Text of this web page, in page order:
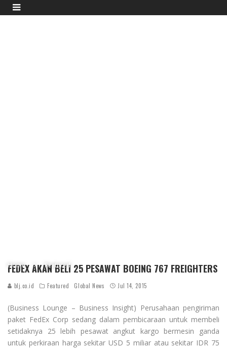
Home Featured
FEDEX AKAN BELI 25 PESAWAT BOEING 767 FREIGHTERS
blj.co.id Featured Global News Jul 14, 2015
(Business Lounge – Business Insight) Perusahaan pengiriman
paket FedEx Corp sedang dalam pembicaraan untuk membeli
setidaknya 25 lebih pesawat angkut kargo bermesin ganda
untuk perkiraan harga sekitar USD 5 miliar atau sekitar IDR 75